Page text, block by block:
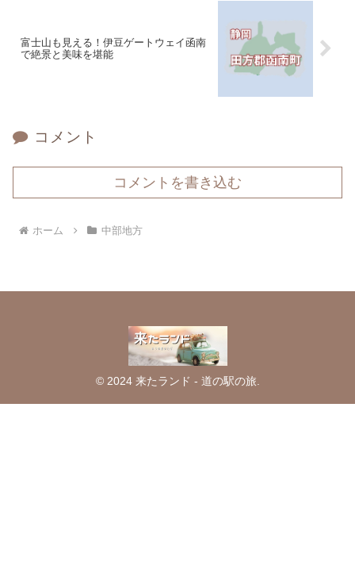
富士山も見える！伊豆ゲートウェイ函南
で絶景と美味を堪能
コメント
コメントを書き込む
ホーム 中部地方
© 2024 来たランド - 道の駅の旅.